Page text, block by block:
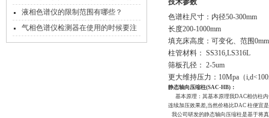
液相色谱仪的限制范围有哪些？
气相色谱仪检测器在使用的时候要注
意的地方
技术参数
色谱柱尺寸：内径50-300mm
长度200-1000mm
填充床高度：可变化、范围
柱管材料： SS316,LS316L
筛板孔径： 2-5um
更大维持压力：10Mpa（
静态轴向压缩柱(SAC-HB)：
基本原理：其基本原理我DAC相仿柱内
连续加压效果差,当然价格比DAC 柱便宜
我公司研发的静态轴向压缩柱是基于将